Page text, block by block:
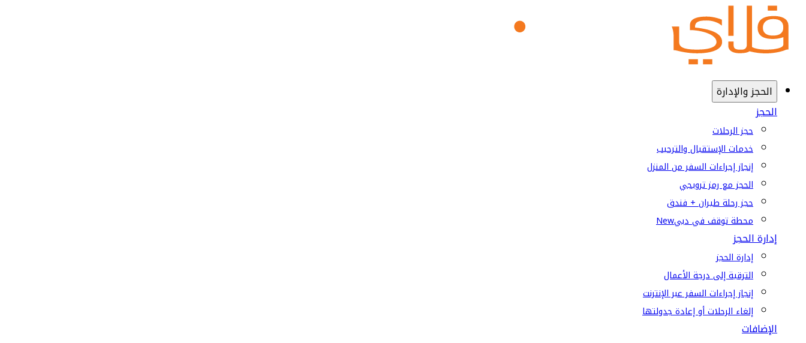
الحجز والإدارة
الحجز
حجز الرحلات
خدمات الإستقبال والترحيب
إنجاز إجراءات السفر من المنزل
الحجز مع رمز ترويجي
حجز رحلة طيران + فندق
محطة توقف في دبيNew
إدارة الحجز
إدارة الحجز
الترقية إلى درجة الأعمال
إنجاز إجراءات السفر عبر الإنترنت
إلغاء الرحلات أو إعادة جدولتها
الإضافات